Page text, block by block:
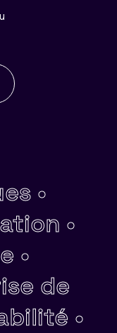
•
•
•
de
•